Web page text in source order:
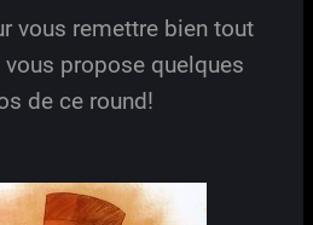
vous remettre bien tout
propose quelques
de ce round!